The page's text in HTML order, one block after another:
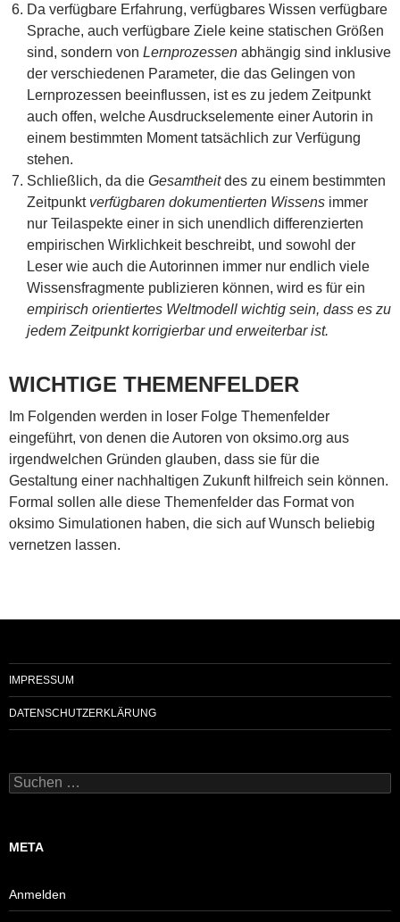
Da verfügbare Erfahrung, verfügbares Wissen verfügbare
Sprache, auch verfügbare Ziele keine statischen Größen
sind, sondern von Lernprozessen abhängig sind inklusive
der verschiedenen Parameter, die das Gelingen von
Lernprozessen beeinflussen, ist es zu jedem Zeitpunkt
auch offen, welche Ausdruckselemente einer Autorin in
einem bestimmten Moment tatsächlich zur Verfügung
stehen.
Schließlich, da die Gesamtheitdes zu einem bestimmten
Zeitpunkt verfügbaren dokumentierten Wissens immer
nur Teilaspekte einer in sich unendlich differenzierten
empirischen Wirklichkeit beschreibt, und sowohl der
Leser wie auch die Autorinnen immer nur endlich viele
Wissensfragmente publizieren können, wird es für ein
empirisch orientiertes Weltmodell wichtig sein, dass es zu
jedem Zeitpunkt korrigierbar und erweiterbar ist.
WICHTIGE THEMENFELDER
Im Folgenden werden in loser Folge Themenfelder
eingeführt, von denen die Autoren von oksimo.org aus
irgendwelchen Gründen glauben, dass sie für die
Gestaltung einer nachhaltigen Zukunft hilfreich sein können.
Formal sollen alle diese Themenfelder das Format von
oksimo Simulationen haben, die sich auf Wunsch beliebig
vernetzen lassen.
IMPRESSUM
DATENSCHUTZERKLÄRUNG
Suchen
nach:
META
Anmelden